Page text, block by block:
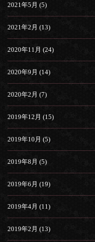
2021年5月 (5)
2021年2月 (13)
2020年11月 (24)
2020年9月 (14)
2020年2月 (7)
2019年12月 (15)
2019年10月 (5)
2019年8月 (5)
2019年6月 (19)
2019年4月 (11)
2019年2月 (13)